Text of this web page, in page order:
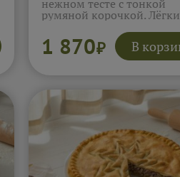
нежном тесте с тонкой
румяной корочкой.
1 870₽ В